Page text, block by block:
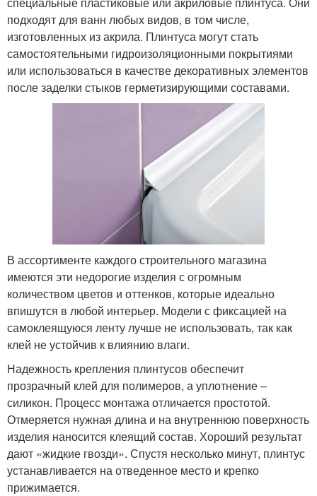
подходят для ванн любых видов, в том числе,
изготовленных из акрила. Плинтуса могут стать
самостоятельными гидроизоляционными покрытиями
или использоваться в качестве декоративных элементов
после заделки стыков герметизирующими составами.
В ассортименте каждого строительного магазина
имеются эти недорогие изделия с огромным
количеством цветов и оттенков, которые идеально
впишутся в любой интерьер. Модели с фиксацией на
самоклеящуюся ленту лучше не использовать, так как
клей не устойчив к влиянию влаги.
Надежность крепления плинтусов обеспечит
прозрачный клей для полимеров, а уплотнение –
силикон. Процесс монтажа отличается простотой.
Отмеряется нужная длина и на внутреннюю поверхность
изделия наносится клеящий состав. Хороший результат
дают «жидкие гвозди». Спустя несколько минут, плинтус
устанавливается на отведенное место и крепко
прижимается.